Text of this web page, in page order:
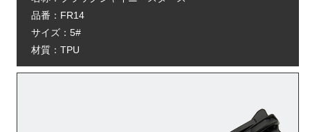
品番：FR14
サイズ：5#
材質：TPU